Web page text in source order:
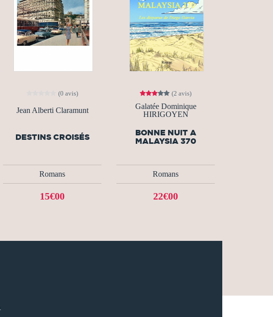
(0 avis)
Jean Alberti Claramunt
DESTINS CROISÉS
Romans
15€00
(2 avis)
Galatée Dominique
HIRIGOYEN
BONNE NUIT A
MALAYSIA 370
Romans
22€00